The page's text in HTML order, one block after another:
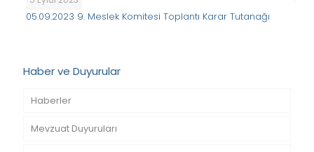
05.09.2023 9. Meslek Komitesi Toplantı Karar Tutanağı
Haber ve Duyurular
Haberler
Mevzuat Duyuruları